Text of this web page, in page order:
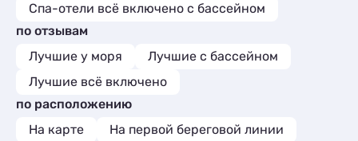
Спа-отели всё включено с бассейном
по отзывам
Лучшие у моря
Лучшие с бассейном
Лучшие всё включено
по расположению
На карте
На первой береговой линии